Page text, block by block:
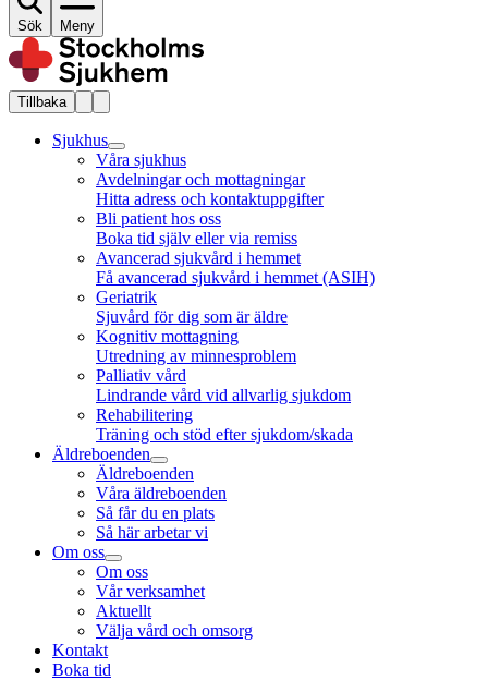
Sök Meny
Tillbaka
Sjukhus
Våra sjukhus
Avdelningar och mottagningar
Hitta adress och kontaktuppgifter
Bli patient hos oss
Boka tid själv eller via remiss
Avancerad sjukvård i hemmet
Få avancerad sjukvård i hemmet (ASIH)
Geriatrik
Sjuvård för dig som är äldre
Kognitiv mottagning
Utredning av minnesproblem
Palliativ vård
Lindrande vård vid allvarlig sjukdom
Rehabilitering
Träning och stöd efter sjukdom/skada
Äldreboenden
Äldreboenden
Våra äldreboenden
Så får du en plats
Så här arbetar vi
Om oss
Om oss
Vår verksamhet
Aktuellt
Välja vård och omsorg
Kontakt
Boka tid